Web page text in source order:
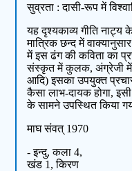
सुव्रता : दासी-रूप में
यह दृश्यकाव्य गीति नाट्य
मात्रिक छन्द में वाक्यानुसार
में इस ढंग की कविता का
संस्कृत में कुलक, अंग्रेजी में
आदि) इसका उपयुक्त
कैसा लाभ-दायक होगा,
के सामने उपस्थित किया
माघ संवत् 1970
- इन्दु, कला 4,
खंड 1, किरण